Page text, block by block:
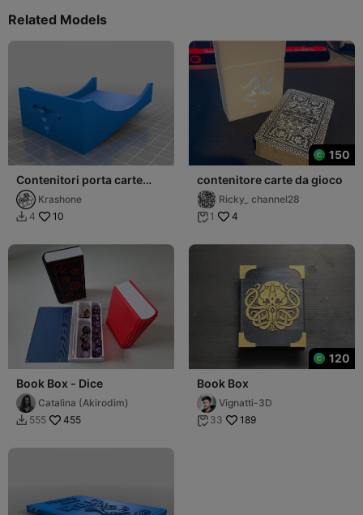
Related Models
Contenitori porta carte
Presagio-Evento-Oggetto
Krashone
 4 10
150
contenitore carte da gioco
Ricky_ channel28
 1 4
Book Box - Dice
Catalina (Akirodim)
 555 455
120
Book Box
Vignatti-3D
 33 189